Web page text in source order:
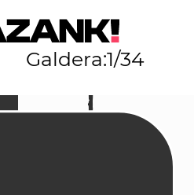
Galdera:1/34